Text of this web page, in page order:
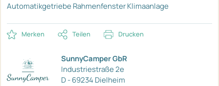
Automatikgetriebe RahmenfensterKlimaanlage
Merken Teilen Drucken
SunnyCamper GbR
Industriestraße 2e
D - 69234 Dielheim